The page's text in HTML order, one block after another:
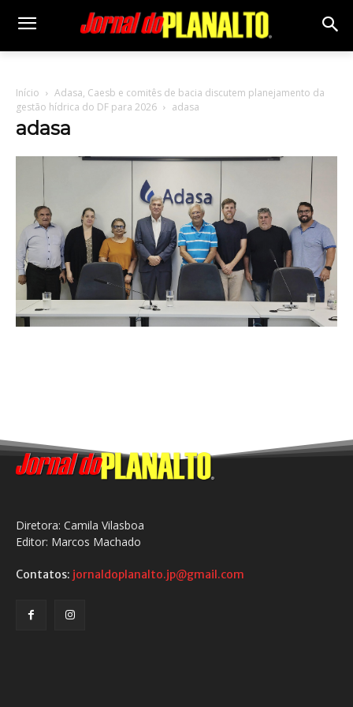
Início
Adasa, Caesb e comitês de bacia discutem planejamento da
gestão hídrica do DF para 2026
adasa
adasa
Diretora: Camila Vilasboa
Editor: Marcos Machado
Contatos: jornaldoplanalto.jp@gmail.com